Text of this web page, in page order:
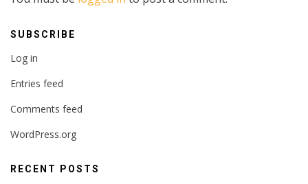
SUBSCRIBE
Log in
Entries feed
Comments feed
WordPress.org
RECENT POSTS